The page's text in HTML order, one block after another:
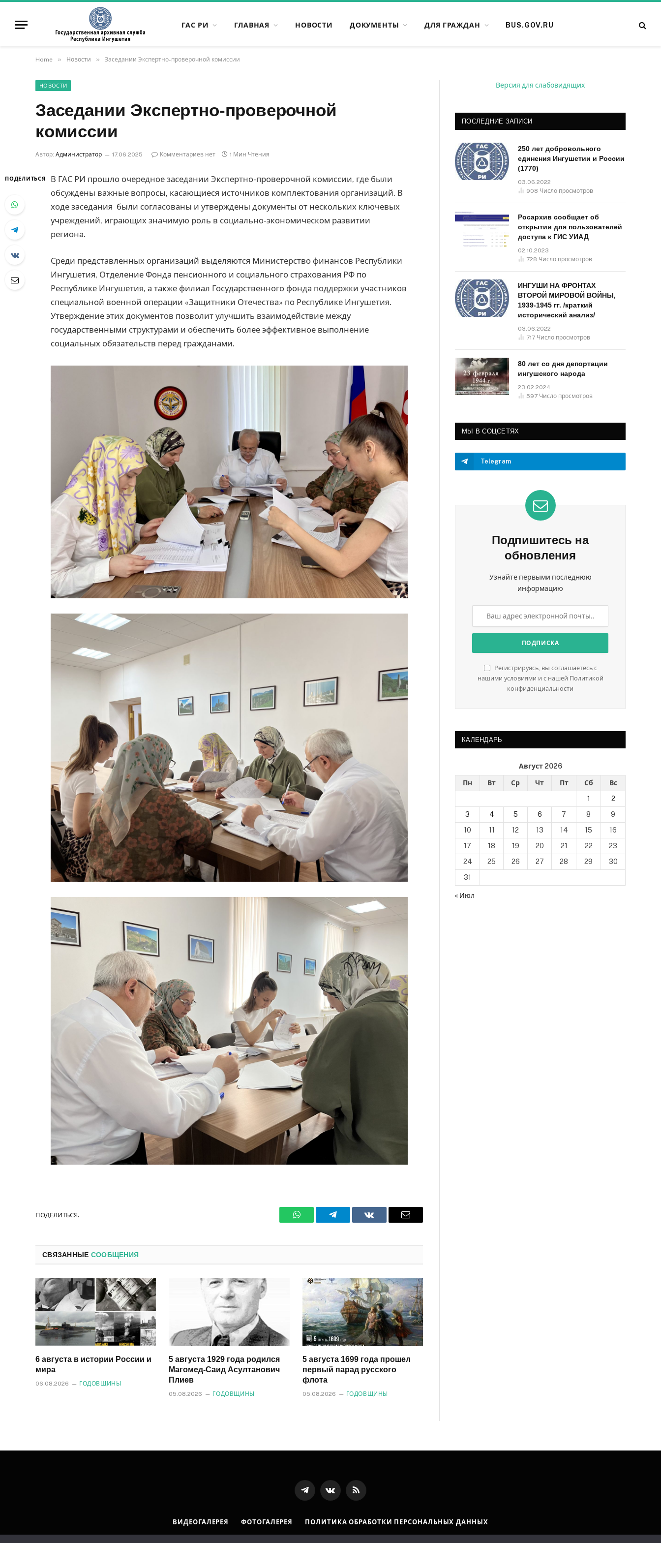
ГАС РИ ГЛАВНАЯ НОВОСТИ ДОКУМЕНТЫ ДЛЯ ГРАЖДАН BUS.GOV.RU
Home » Новости » Заседании Экспертно-проверочной комиссии
НОВОСТИ
Заседании Экспертно-проверочной
комиссии
Автор: Администратор 17.06.2025 Комментариев нет 1 Мин Чтения
ПОДЕЛИТЬСЯ
В ГАС РИ прошло очередное заседании Экспертно-проверочной комиссии, где были
обсуждены важные вопросы, касающиеся источников комплектования организаций. В
ходе заседания были согласованы и утверждены документы от нескольких ключевых
учреждений, играющих значимую роль в социально-экономическом развитии
региона.
Среди представленных организаций выделяются Министерство финансов Республики
Ингушетия, Отделение Фонда пенсионного и социального страхования РФ по
Республике Ингушетия, а также филиал Государственного фонда поддержки участников
специальной военной операции «Защитники Отечества» по Республике Ингушетия.
Утверждение этих документов позволит улучшить взаимодействие между
государственными структурами и обеспечить более эффективное выполнение
социальных обязательств перед гражданами.
ПОДЕЛИТЬСЯ.
WhatsAppТелеграммВКонтактеЭлектронная
СВЯЗАННЫЕ СООБЩЕНИЯ
6 августа в истории России и
мира
06.08.2026 ГОДОВЩИНЫ
5 августа 1929 года родился
Магомед‑Саид Асултанович
Плиев
05.08.2026 ГОДОВЩИНЫ
5 августа 1699 года прошел
первый парад русского
флота
05.08.2026 ГОДОВЩИНЫ
Версия для слабовидящих
ПОСЛЕДНИЕ ЗАПИСИ
250 лет добровольного
единения Ингушетии и России
(1770)
03.06.2022
908 Число просмотров
Росархив сообщает об
открытии для пользователей
доступа к ГИС УИАД
02.10.2023
728 Число просмотров
ИНГУШИ НА ФРОНТАХ
ВТОРОЙ МИРОВОЙ ВОЙНЫ,
1939-1945 гг. /краткий
исторический анализ/
03.06.2022
717 Число просмотров
80 лет со дня депортации
ингушского народа
23.02.2024
597 Число просмотров
МЫ В СОЦСЕТЯХ
Telegram
Подпишитесь на
обновления
Узнайте первыми последнюю
информацию
Регистрируясь, вы соглашаетесь с
нашими условиями и с нашей Политикой
конфиденциальности
КАЛЕНДАРЬ
Август 2026
Пн Вт Ср Чт Пт Сб
Вс
1
2
3
4 5 6 7 8
9
10
11 12 13 14 15
16
17
18 19 20 21 22
23
24
25 26 27 28 29
30
31
« Июл
ТелеграммВКонтактеRSS-
ВИДЕОГАЛЕРЕЯ ФОТОГАЛЕРЕЯ ПОЛИТИКА ОБРАБОТКИ ПЕРСОНАЛЬНЫХ ДАННЫХ